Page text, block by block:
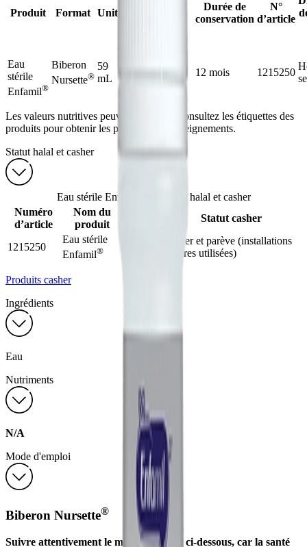
Produit Format Unité
Durée de
conservation
N°
d’article
Eau
stérile
Enfamil®
Biberon
Nursette®
59
mL
12 mois 1215250
Les valeurs nutritives peuvent changer. Consultez les étiquettes des
produits pour obtenir les plus récents renseignements.
Statut halal et casher
Eau stérile Enfamil
— Statut halal et casher
Numéro
d’article
Nom du
produit
Statut casher
1215250
Eau stérile
Enfamil®
Casher et parève (installations
laitières utilisées)
Produits casher
Ingrédients
Eau
Nutriments
N/A
Mode d'emploi
Biberon Nursette®
Suivre attentivement le mode d’emploi ci-dessous, car la santé